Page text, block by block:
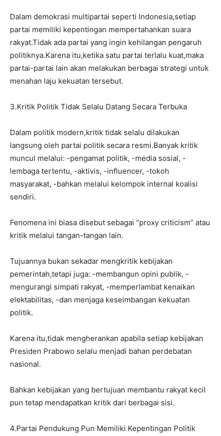
Dalam demokrasi multipartai seperti Indonesia,setiap
partai memiliki kepentingan mempertahankan suara
rakyat.Tidak ada partai yang ingin kehilangan pengaruh
politiknya.Karena itu,ketika satu partai terlalu kuat,maka
partai-partai lain akan melakukan berbagai strategi untuk
menahan laju kekuatan tersebut.
3.Kritik Politik Tidak Selalu Datang Secara Terbuka
Dalam politik modern,kritik tidak selalu dilakukan
langsung oleh partai politik secara resmi.Banyak kritik
muncul melalui: -pengamat politik, -media sosial, -
lembaga tertentu, -aktivis, -influencer, -tokoh
masyarakat, -bahkan melalui kelompok internal koalisi
sendiri.
Fenomena ini biasa disebut sebagai “proxy criticism” atau
kritik melalui tangan-tangan lain.
Tujuannya bukan sekadar mengkritik kebijakan
pemerintah,tetapi juga: -membangun opini publik, -
mengurangi simpati rakyat, -memperlambat kenaikan
elektabilitas, -dan menjaga keseimbangan kekuatan
politik.
Karena itu,tidak mengherankan apabila setiap kebijakan
Presiden Prabowo selalu menjadi bahan perdebatan
nasional.
Bahkan kebijakan yang bertujuan membantu rakyat kecil
pun tetap mendapatkan kritik dari berbagai sisi.
4.Partai Pendukung Pun Memiliki Kepentingan Politik